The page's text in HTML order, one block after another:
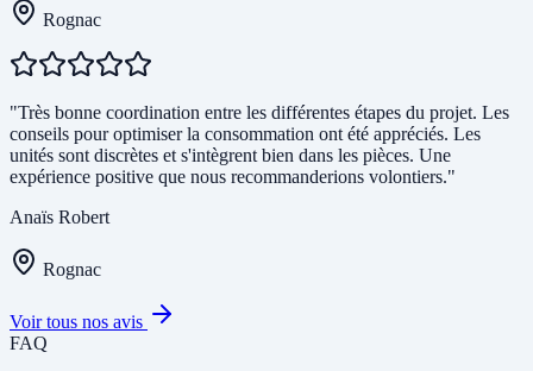
Rognac
"Très bonne coordination entre les différentes étapes du projet. Les
conseils pour optimiser la consommation ont été appréciés. Les
unités sont discrètes et s'intègrent bien dans les pièces. Une
expérience positive que nous recommanderions volontiers."
Anaïs Robert
Rognac
Voir tous nos avis
FAQ